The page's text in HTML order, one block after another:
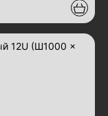
12U (Ш1000 ×